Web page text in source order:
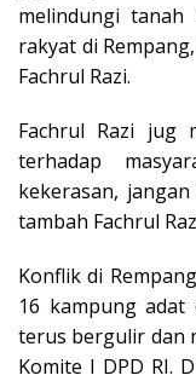
melindungi tanah
rakyat di
Fachrul Razi.
Fachrul Razi jug
terhadap
kekerasan,
tambah Fachrul
Konflik di
16 kampung adat
terus bergulir dan
Komite I DPD RI.